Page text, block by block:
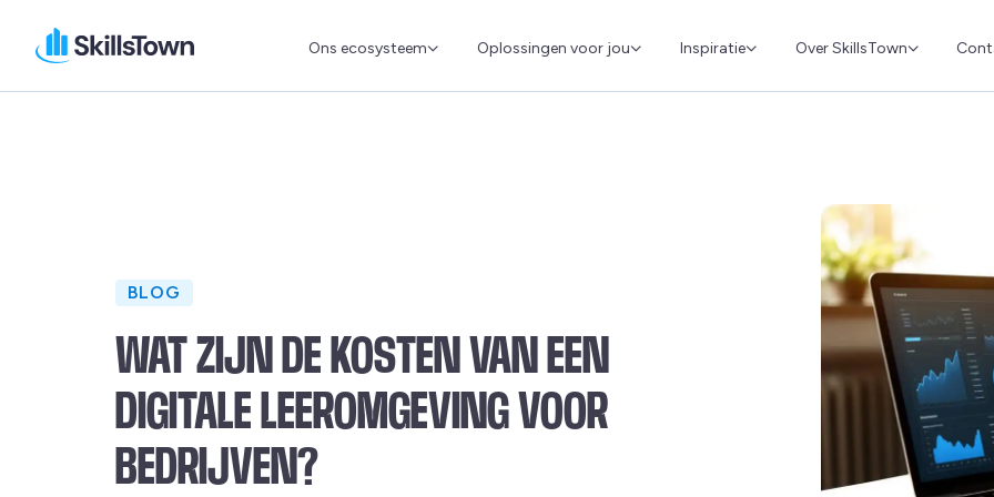
Ons ecosysteem Oplossingen voor jou Inspiratie Over SkillsTown
BLOG
WAT ZIJN DE KOSTEN VAN EEN
DIGITALE LEEROMGEVING VOOR
BEDRIJVEN?